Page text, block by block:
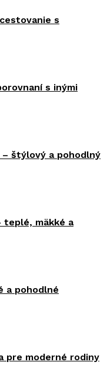
s
s inými
štýlový a pohodlný
teplé, mäkké a
a pohodlné
pre moderné rodiny